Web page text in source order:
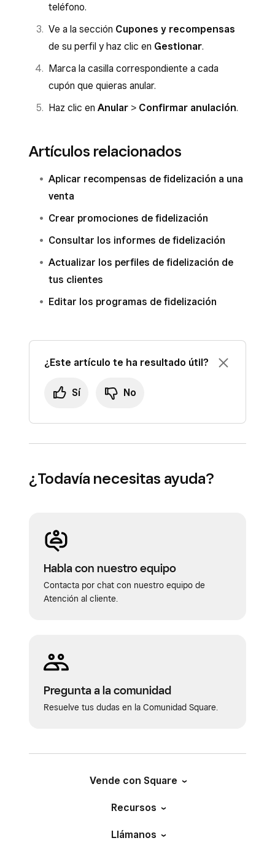
teléfono.
Ve a la sección Cupones y recompensas
de su perfil y haz clic en Gestionar.
Marca la casilla correspondiente a cada
cupón que quieras anular.
Haz clic en Anular > Confirmar anulación.
Artículos relacionados
Aplicar recompensas de fidelización a una
venta
Crear promociones de fidelización
Consultar los informes de fidelización
Actualizar los perfiles de fidelización de
tus clientes
Editar los programas de fidelización
¿Este artículo te ha resultado útil?
Sí No
¿Todavía necesitas ayuda?
Habla con nuestro equipo
Contacta por chat con nuestro equipo de
Atención al cliente.
Pregunta a la comunidad
Resuelve tus dudas en la Comunidad Square.
Vende con Square
Recursos
Llámanos